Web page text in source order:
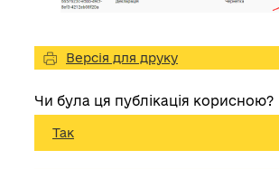
Версія для друку
Чи була ця публікація корисною?
Так